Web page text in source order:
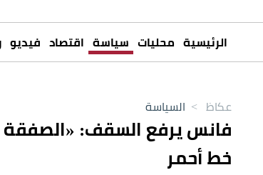
الرئيسية محليات سياسة اقتصاد فيديو
عكاظ > السياسة
فانس يرفع السقف: «الصفقة
خط أحمر